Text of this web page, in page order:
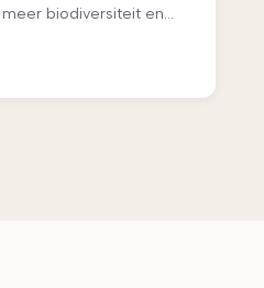
biodiversiteit en
tuin ontworpen heb,